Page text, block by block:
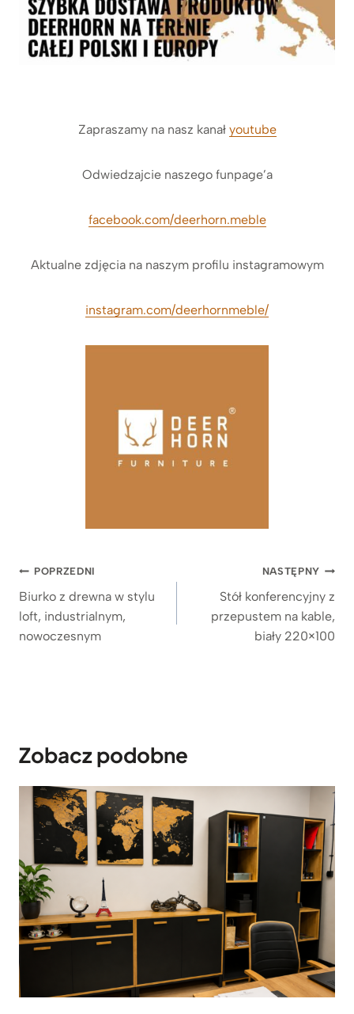
Zapraszamy na nasz kanał youtube
Odwiedzajcie naszego funpage’a
facebook.com/deerhorn.meble
Aktualne zdjęcia na naszym profilu instagramowym
instagram.com/deerhornmeble/
Nawigacja
wpisu
POPRZEDNI
Biurko z drewna w stylu
loft, industrialnym,
nowoczesnym
NASTĘPNY
Stół konferencyjny z
przepustem na kable,
biały 220×100
Zobacz podobne